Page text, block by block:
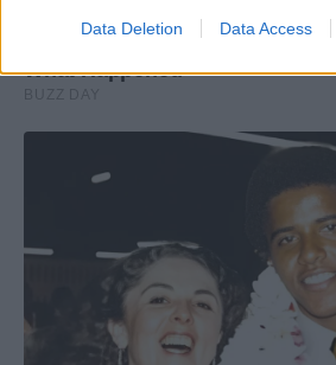
Data Deletion Data Access